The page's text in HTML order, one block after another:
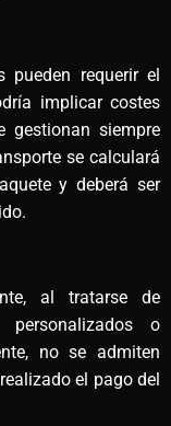
pueden requerir el
implicar costes
gestionan siempre
se calculará
y deberá ser
al tratarse de
o
no se admiten
el pago del